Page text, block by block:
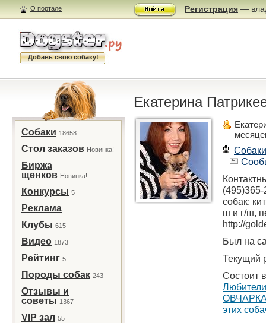
О портале Регистрация —
Добавь свою собаку!
Собаки 18658
Стол заказов Новинка!
Биржа
щенков Новинка!
Конкурсы 5
Реклама
Клубы 615
Видео 1873
Рейтинг 5
Породы собак 243
Отзывы и
советы 1367
VIP зал 55
Екатерина
Собаки
собак:
ш и г/ш,
http://
Был на
Текущий
Состоит
этих